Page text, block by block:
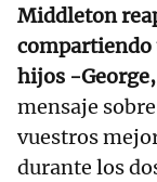
Middleton
compartiendo
hijos -
mensaje
vuestros
durante los